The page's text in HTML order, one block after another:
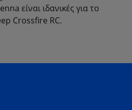
είναι ιδανικές για το
Crossfire RC.